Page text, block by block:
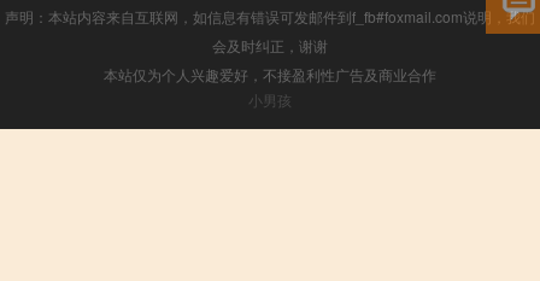
声明：本站内容来自互联网，如信息有错误可发邮件到f_fb#foxmail.com说明，我们
会及时纠正，谢谢
本站仅为个人兴趣爱好，不接盈利性广告及商业合作
小男孩